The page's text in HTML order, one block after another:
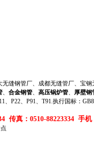
钢管厂、成都无缝管厂、宝钢
、 合金钢管、 高压锅炉管、
厚壁钢
、P22、P91、T91.执行国标：
传真：0510-88223334 手机